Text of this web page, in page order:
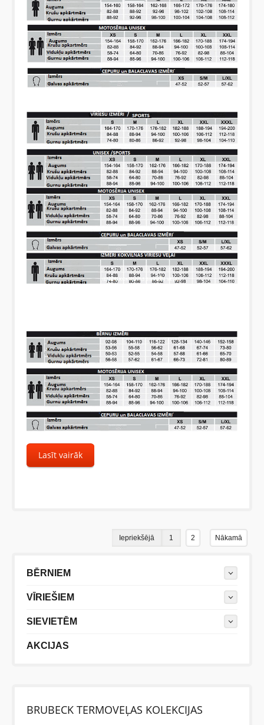
Lasīt vairāk
Iepriekšējā 1 2 Nākamā
BĒRNIEM
VĪRIEŠIEM
SIEVIETĒM
AKCIJAS
BRUBECK TERMOVEĻAS KOLEKCIJAS